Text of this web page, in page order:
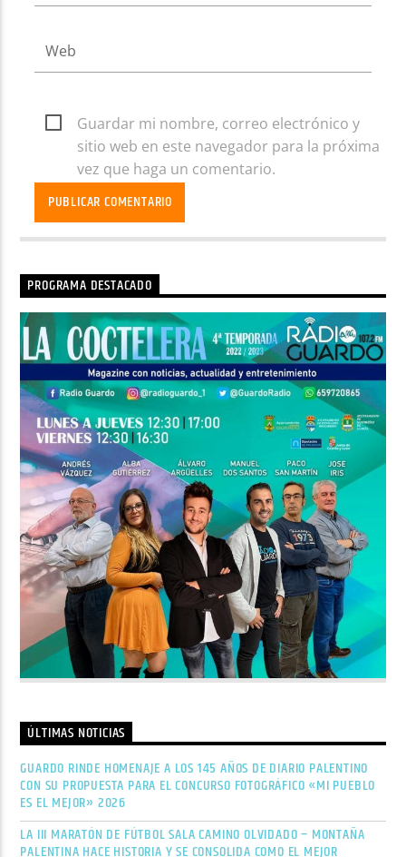
Guardar mi nombre, correo electrónico y
sitio web en este navegador para la próxima
vez que haga un comentario.
PROGRAMA DESTACADO
ÚLTIMAS NOTICIAS
GUARDO RINDE HOMENAJE A LOS 145 AÑOS DE DIARIO PALENTINO
CON SU PROPUESTA PARA EL CONCURSO FOTOGRÁFICO «MI PUEBLO
ES EL MEJOR» 2026
LA III MARATÓN DE FÚTBOL SALA CAMINO OLVIDADO – MONTAÑA
PALENTINA HACE HISTORIA Y SE CONSOLIDA COMO EL MEJOR